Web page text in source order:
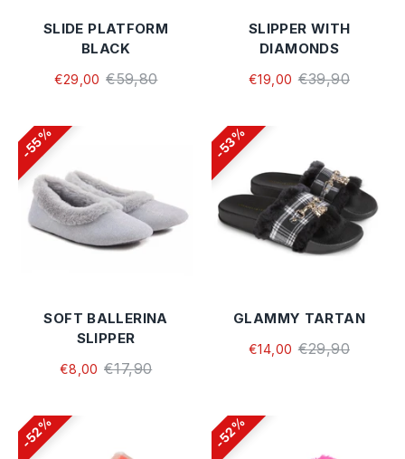
SLIDE PLATFORM
BLACK
€29,00 €59,80
SLIPPER WITH
DIAMONDS
€19,00 €39,90
55%
SOFT BALLERINA
SLIPPER
€8,00 €17,90
53%
GLAMMY TARTAN
€14,00 €29,90
52% 52%